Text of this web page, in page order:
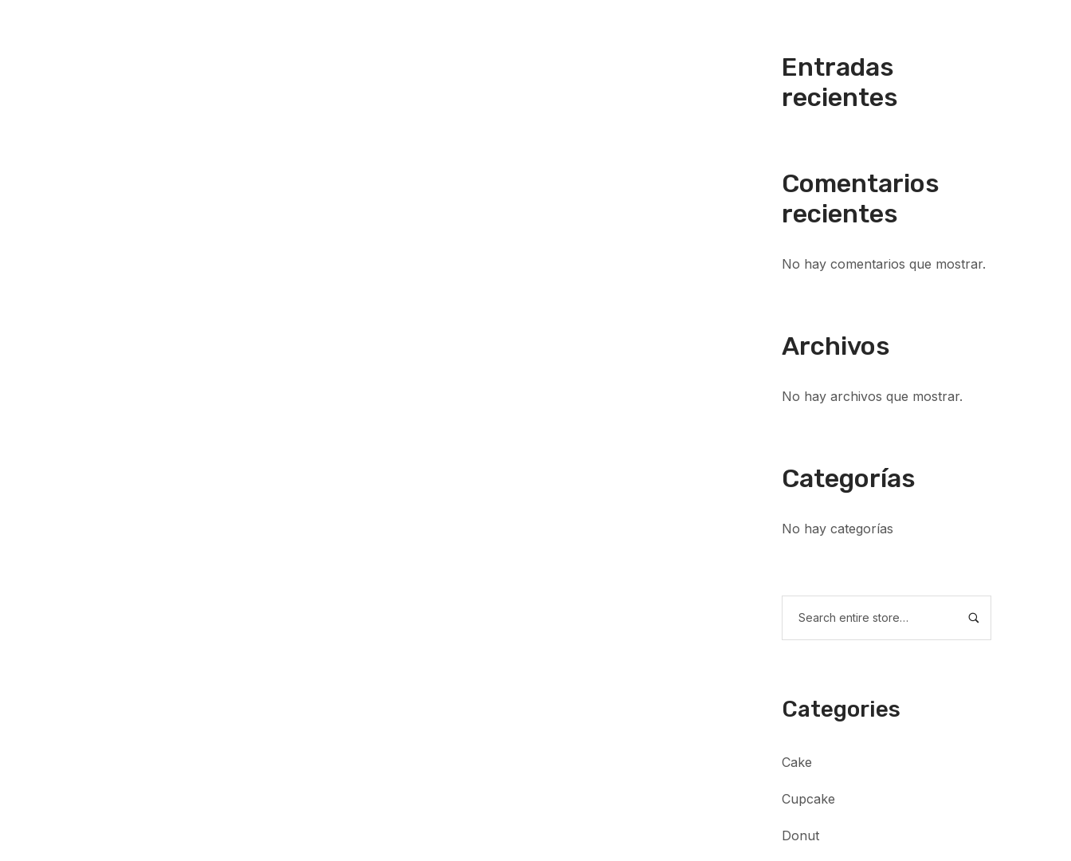
Entradas
recientes
Comentarios
recientes
No hay comentarios que mostrar.
Archivos
No hay archivos que mostrar.
Categorías
No hay categorías
Categories
Cake
Cupcake
Donut